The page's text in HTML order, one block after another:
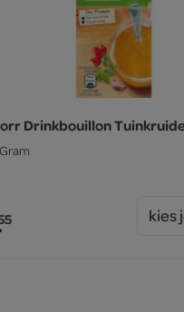
Drinkbouillon
kies